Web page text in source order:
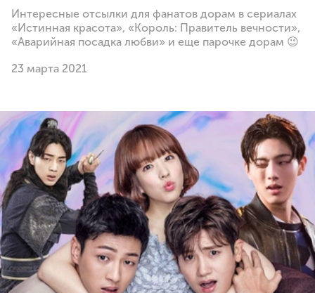
Интересные отсылки для фанатов дорам в сериалах
«Истинная красота», «Король: Правитель вечности»,
«Аварийная посадка любви» и еще парочке дорам 😉
23 марта 2021